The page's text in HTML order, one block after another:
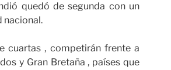
quedó de segunda con un
nacional.
cuartas , competirán frente a
y Gran Bretaña , países que